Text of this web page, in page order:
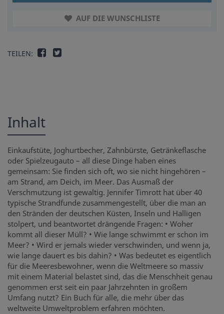
AUF DIE WUNSCHLISTE
TEILEN:
Inhalt
Einkaufstüte, Joghurtbecher, Zahnbürste, Getränkeflasche
oder Spielzeugauto – all diese Dinge haben eines
gemeinsam: Sie finden sich oft, wo sie nicht hingehören –
am Strand, am Deich, im Meer. Das Ausmaß der
Verschmutzung ist gewaltig. Jennifer Timrott hat über 40
typische Strandfunde zusammengestellt, über die man an
den Stränden der deutschen Küsten, Inseln und Halligen
stolpert, und beantwortet drängende Fragen: • Woher
kommt all dieser Müll? • Wie lange schwimmt er schon im
Meer? • Wird er jemals wieder verschwinden, und wenn ja,
wie lange dauert es bis dahin? • Was bedeutet es eigentlich
für die Meeresbewohner, wenn die Weltmeere so massiv
mit einem Material belastet sind, das die Menschheit genau
genommen erst seit ein paar Jahrzehnten in großem
Umfang nutzt? Ein Buch für alle, die mehr über das
weltweite Umweltproblem erfahren möchten.